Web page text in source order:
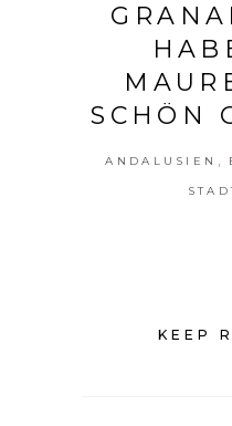
SCHÖN
ANDALUSIEN ,
KEEP